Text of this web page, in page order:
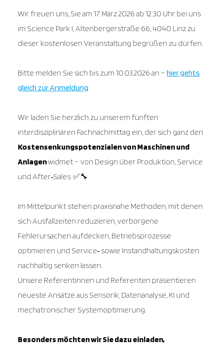
Wir freuen uns, Sie am 17. März 2026 ab 12:30 Uhr bei uns
im Science Park I, Altenbergerstraße 66, 4040 Linz zu
dieser kostenlosen Veranstaltung begrüßen zu dürfen.
Bitte melden Sie sich bis zum 10.03.2026 an – hier gehts
gleich zur Anmeldung
Wir laden Sie herzlich zu unserem fünften
interdisziplinären Fachnachmittag ein, der sich ganz den
Kostensenkungspotenzialen von Maschinen und
Anlagenwidmet – von Design über Produktion, Service
und After‑Sales. ✅🔧
Im Mittelpunkt stehen praxisnahe Methoden, mit denen
sich Ausfallzeiten reduzieren, verborgene
Fehlerursachen aufdecken, Betriebsprozesse
optimieren und Service‑ sowie Instandhaltungskosten
nachhaltig senken lassen.
Unsere Referentinnen und Referenten präsentieren
neueste Ansätze aus Sensorik, Datenanalyse, KI und
mechatronischer Systemoptimierung.
Besonders möchten wir Sie dazu einladen,